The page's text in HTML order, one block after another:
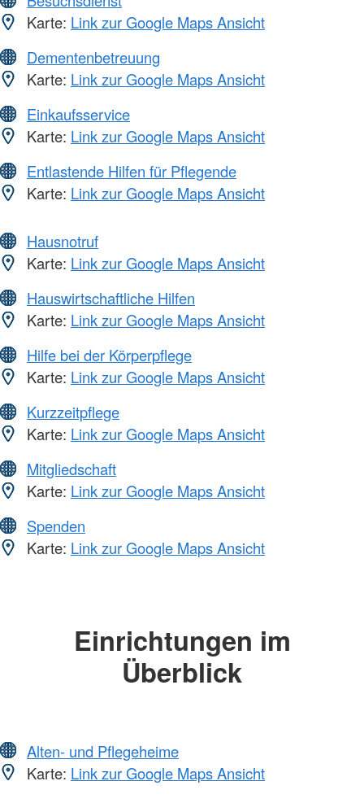
Karte: Link zur Google Maps Ansicht
Dementenbetreuung
Karte: Link zur Google Maps Ansicht
Einkaufsservice
Karte: Link zur Google Maps Ansicht
Entlastende Hilfen für Pflegende
Karte: Link zur Google Maps Ansicht
Hausnotruf
Karte: Link zur Google Maps Ansicht
Hauswirtschaftliche Hilfen
Karte: Link zur Google Maps Ansicht
Hilfe bei der Körperpflege
Karte: Link zur Google Maps Ansicht
Kurzzeitpflege
Karte: Link zur Google Maps Ansicht
Mitgliedschaft
Karte: Link zur Google Maps Ansicht
Spenden
Karte: Link zur Google Maps Ansicht
Einrichtungen im
Überblick
Alten- und Pflegeheime
Karte: Link zur Google Maps Ansicht